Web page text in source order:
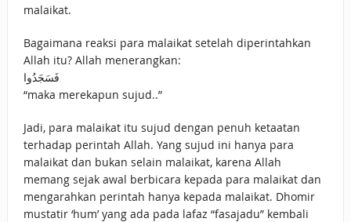
malaikat.
Bagaimana reaksi para malaikat setelah diperintahkan
Allah itu? Allah menerangkan:
فَسَجَدُوا
“maka merekapun sujud..”
Jadi, para malaikat itu sujud dengan penuh ketaatan
terhadap perintah Allah. Yang sujud ini hanya para
malaikat dan bukan selain malaikat, karena Allah
memang sejak awal berbicara kepada para malaikat dan
mengarahkan perintah hanya kepada malaikat. Dhomir
mustatir ‘hum’ yang ada pada lafaz “fasajadu” kembali